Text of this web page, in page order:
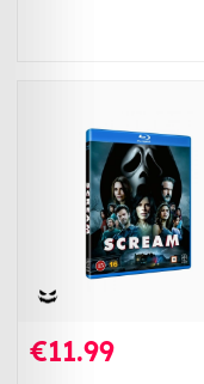
€11.99